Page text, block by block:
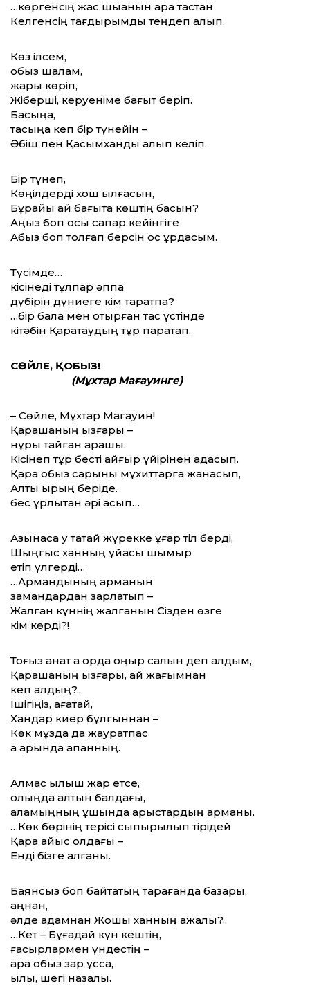
…көргенсің жас шыққанын қара тастан
Келгенсің тағдырымды теңдеп алып.
Көз ілсем,
қобыз шалам,
жарық көріп,
Жіберші, керуеніме бағыт беріп.
Басыңа,
тасыңа кеп бір түнейін –
Әбіш пен Қасымханды алып келіп.
Бір түнеп,
Көңілдерді хош қылғасын,
Бұрайық қай бағытқа көштің басын?
Аңыз боп осы сапар кейінгіге
Абыз боп толғап берсін қос құрдасым.
Түсімде…
кісінеді тұлпар әппақ
дүбірін дүниеге кім таратпақ?
…бір бала мен отырған тас үстінде
кітәбін Қаратаудың тұр парақтап.
СӨЙЛЕ, ҚОБЫЗ!
(Мұхтар Мағауинге)
– Сөйле, Мұхтар Мағауин!
Қарашаның ызғары –
нұры тайған қарашық.
Кісінеп тұр бесті айғыр үйірінен адасып.
Қара қобыз сарыны мұхиттарға жанасып,
Алты қырың беріде.
бес құрлықтан әрі асып…
Азынаса қу тақтай жүрекке ұғар тіл берді,
Шыңғыс ханның құйқасы шымыр
етіп үлгерді…
…Армандының арманын
замандардан зарлатып –
Жалған күннің жалғанын Сізден өзге
кім көрді?!
Тоғыз қанат ақ орда қоңыр салқын деп қалдым,
Қарашаның ызғары, қай жағымнан
кеп қалдың?..
Ішігіңіз, ағатай,
Хандар киер бұлғыннан –
Көк мұзда да жауратпас
ақ қарында ақпанның.
Алмас қылыш жарқ етсе,
қолыңда алтын балдағы,
қаламыңның ұшында арыстардың арманы.
…Көк бөрінің терісі сыпырылып тірідей
Қара қайыс қолдағы –
Енді бізге қалғаны.
Баянсыз боп байтақтың тарқағанда базары,
аңнан,
әлде адамнан Жошы ханның ажалы?..
…Кет – Бұғадай күн кештің,
ғасырлармен үндестің –
қара қобыз зар құсса,
қылы, шегі назалы.